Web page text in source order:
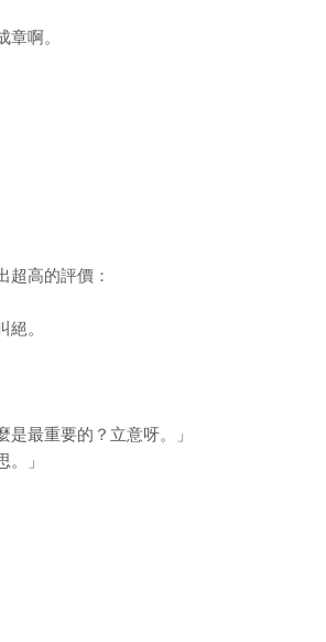
啊。
超高的評價：
。
最重要的？立意呀。」
」